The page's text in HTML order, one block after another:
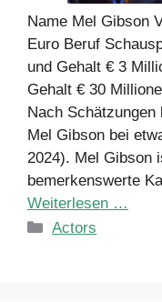
Name Mel Gibson
Euro Beruf
und Gehalt € 3
Gehalt € 30
Nach
Mel Gibson bei
2024). Mel Gibson
bemerkenswerte
Weiterlesen …
Kategorien
Actors